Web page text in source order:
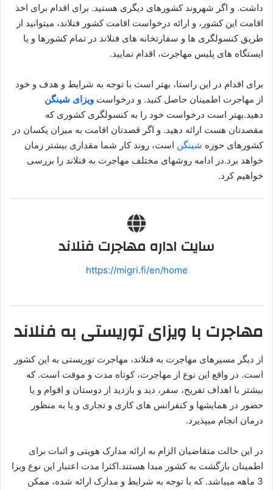
داشت. و اگر شهروند کشورهای دیگری هستید. برای اقدام برای اخذ
اقامت این کشور، و ارائه درخواست اقامت کشور فنلاند، میتوانید از
طریق کنسولگری ها و سفارتخانه های فنلاند در تمام کشورها و یا
ایستگاه های پلیس مهاجرت، اقدام نمایید.
برای اقدام در این راستا، بهتر است با توجه به شرایط و هدف و خود
از مهاجرت اطمینان حاصل کنید. و درخواست ویزای شینگن
دهید.بهتر است درخواست خود را به کنسولگری کشوری که
مقصدتان هست ارائه دهید. و اگر قصدتان اقامت به میزان یکسان در
کشورهای حوزه شینگن است، روند کار شما مقداری بیشتر زمان
خواهد برد.در ادامه روشهای مختلف مهاجرت به فنلاند را بررسی
خواهیم کرد.
سایت اداره مهاجرت فنلاند
https://migri.fi/en/home
مهاجرت با ویزای توریستی به فنلاند
از دیگر مسیرهای مهاجرت به فنلاند، مهاجرت توریستی به این کشور
است. در واقع این نوع از مهاجرت، کوتاه مدت و موقت است. که
بیشتر با اهداف تفریح، سفر، دید و بازدید از دوستان و اقوام و یا
حضور در همایشها و کنفرانس های کاری و تجاری و یا به منظور
درمان انجام میپذیرد.
در این حالت متقاضیان الزام به ارائه مدارک هویتی و اثبات برای
اطمینان بازگشت به کشور مبدا هستند.اکثرا مدت اعتبار این نوع ویزا
3 ماهه میباشد. که با توجه به شرایط و مدارک ارائه شده، ممکن